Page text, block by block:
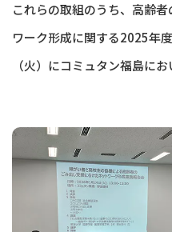
これらの取組のうち、高齢
ワーク形成に関する2025年
（火）にコミュタン福島に